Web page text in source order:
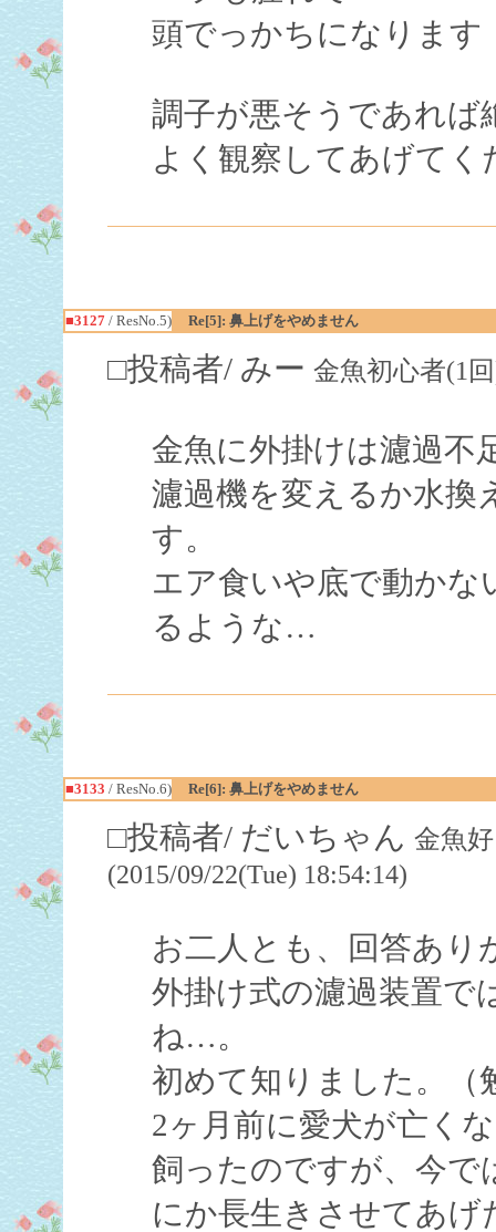
頭でっかちになります
調子が悪そうであれば
よく観察してあげてく
■3127/ ResNo.5) Re[5]: 鼻上げをやめません
□投稿者/ みー 金魚初心者(1回
金魚に外掛けは濾過不
濾過機を変えるか水換
す。
エア食いや底で動かな
るような…
■3133 / ResNo.6) Re[6]: 鼻上げをやめません
□投稿者/ だいちゃん 金魚
(2015/09/22(Tue) 18:54:14)
お二人とも、回答あり
外掛け式の濾過装置で
ね…。
初めて知りました。
2ヶ月前に愛犬が亡く
飼ったのですが、今で
にか長生きさせてあ